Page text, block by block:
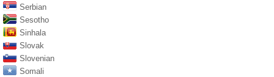
Serbian
Sesotho
Sinhala
Slovak
Slovenian
Somali